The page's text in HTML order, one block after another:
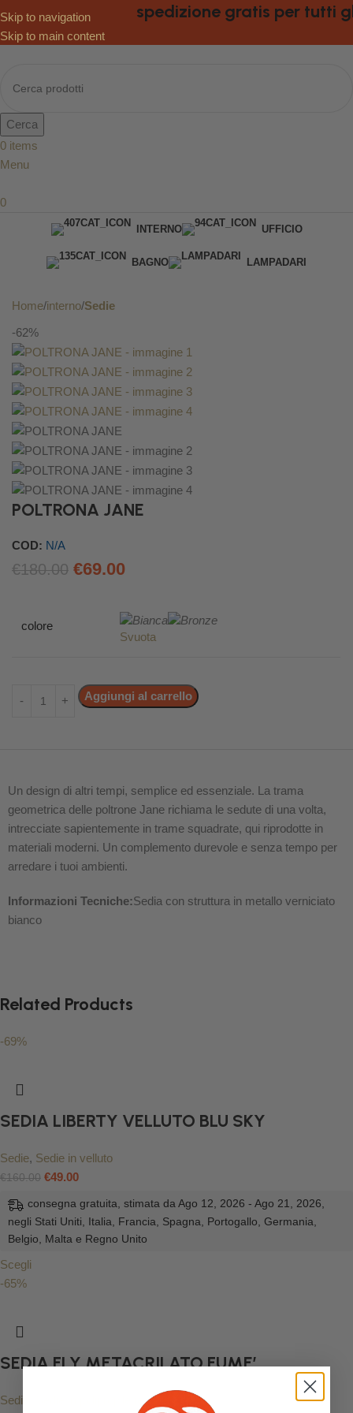
Skip to navigation
Skip to main content
spedizione gratis per tutti gli
Cerca
0 items
Menu
0
INTERNO UFFICIO
BAGNO LAMPADARI
Home interno Sedie
-62%
POLTRONA JANE
COD: N/A
€180.00 €69.00
colore
Svuota
Aggiungi al carrello
Un design di altri tempi, semplice ed essenziale. La trama
geometrica delle poltrone Jane richiama le sedute di una volta,
intrecciate sapientemente in trame squadrate, qui riprodotte in
materiali moderni. Un complemento durevole e senza tempo per
arredare i tuoi ambienti.
Informazioni Tecniche:Sedia con struttura in metallo verniciato
bianco
Related Products
-69%
SEDIA LIBERTY VELLUTO BLU SKY
Sedie, Sedie in velluto
€160.00 €49.00
consegna gratuita, stimata da Ago 12, 2026 - Ago 21, 2026,
negli Stati Uniti, Italia, Francia, Spagna, Portogallo, Germania,
Belgio, Malta e Regno Unito
Scegli
-65%
SEDIA FLY METACRILATO FUME’
Sedie